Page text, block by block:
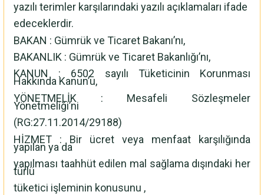
yazılı terimler karşılarındaki yazılı açıklamaları ifade
edeceklerdir.
BAKAN : Gümrük ve Ticaret Bakanı’nı,
BAKANLIK : Gümrük ve Ticaret Bakanlığı’nı,
KANUN : 6502 sayılı Tüketicinin Korunması
Hakkında Kanun’u,
YÖNETMELİK : Mesafeli Sözleşmeler
Yönetmeliği’ni
(RG:27.11.2014/29188)
HİZMET : Bir ücret veya menfaat karşılığında
yapılan ya da
yapılması taahhüt edilen mal sağlama dışındaki her
türlü
tüketici işleminin konusunu ,